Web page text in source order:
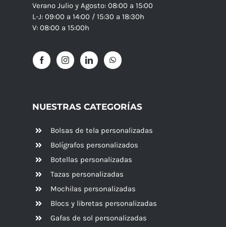
Verano Julio y Agosto: 08:00 a 15:00
L-J: 09:00 a 14:00 / 15:30 a 18:30h
V: 08:00 a 15:00h
NUESTRAS CATEGORÍAS
Bolsas de tela personalizadas
Bolígrafos personalizados
Botellas personalizadas
Tazas personalizadas
Mochilas personalizadas
Blocs y libretas personalizadas
Gafas de sol personalizadas